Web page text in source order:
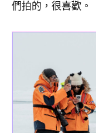
們拍的，很喜歡。